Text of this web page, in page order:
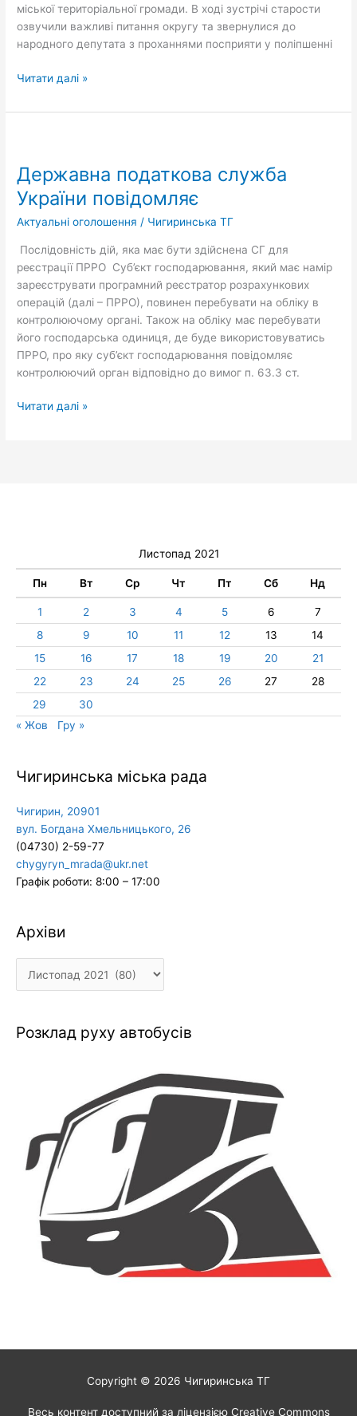
міської територіальної громади. В ході зустрічі старости
озвучили важливі питання округу та звернулися до
народного депутата з проханнями посприяти у поліпшенні
Читати далі »
Державна податкова служба
України повідомляє
Актуальні оголошення / Чигиринська ТГ
Послідовність дій, яка має бути здійснена СГ для
реєстрації ПРРО Суб’єкт господарювання, який має намір
зареєструвати програмний реєстратор розрахункових
операцій (далі – ПРРО), повинен перебувати на обліку в
контролюючому органі. Також на обліку має перебувати
його господарська одиниця, де буде використовуватись
ПРРО, про яку суб’єкт господарювання повідомляє
контролюючий орган відповідно до вимог п. 63.3 ст.
служба
України
повідомляє
Читати далі »
Листопад 2021
Пн Вт Ср Чт Пт Сб Нд
1 2 3 4 5 6
7
8
9 10 11 12 13
14
15
16 17 18 19 20
21
22
23 24 25 26 27
28
29
30
« Жов
Гру »
Чигиринська міська рада
Чигирин, 20901
вул. Богдана Хмельницького, 26
(04730) 2-59-77
chygyryn_mrada@ukr.net
Графік роботи: 8:00 – 17:00
Архіви
Архіви
Розклад руху автобусів
Copyright © 2026 Чигиринська ТГ
Весь контент доступний за ліцензією Creative Commons